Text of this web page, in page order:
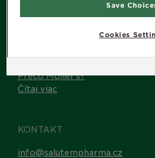
Prečo Möller’s?
Čítaj viac
KONTAKT
info@salutempharma.cz
Save
Cookies